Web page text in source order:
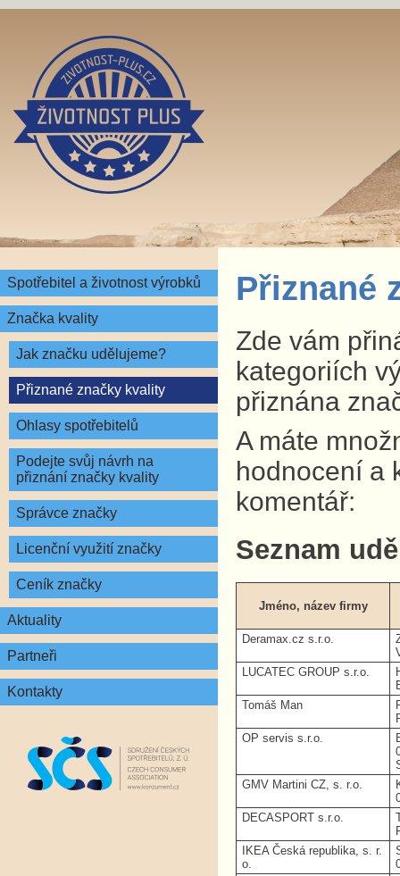
Spotřebitel a životnost výrobků
Značka kvality
Jak značku udělujeme?
Přiznané značky kvality
Ohlasy spotřebitelů
Podejte svůj návrh na
přiznání značky kvality
Správce značky
Licenční využití značky
Ceník značky
Aktuality
Partneři
Kontakty
Přiznané
Zde vám
kategoriích
přiznána
A máte
hodnocení a
komentář:
Seznam
Jméno, název firmy
Deramax.cz s.r.o.
LUCATEC GROUP s.r.o.
Tomáš Man
OP servis s.r.o.
GMV Martini CZ, s. r.o.
DECASPORT s.r.o.
IKEA Česká republika, s. r.
o.